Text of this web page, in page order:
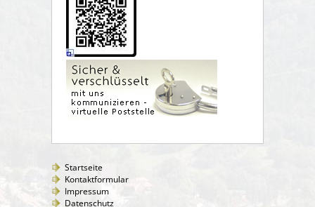
Startseite
Kontaktformular
Impressum
Datenschutz